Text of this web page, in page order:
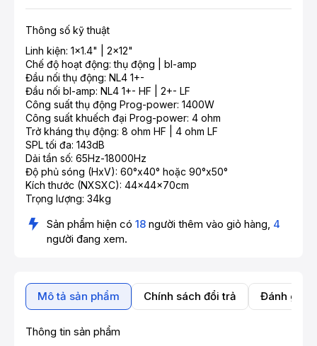
Thông số kỹ thuật
Linh kiện: 1x1.4" | 2x12"
Chế độ hoạt động: thụ động | bl-amp
Đầu nối thụ động: NL4 1+-
Đầu nối bl-amp: NL4 1+- HF | 2+- LF
Công suất thụ động Prog-power: 1400W
Công suất khuếch đại Prog-power: 4 ohm
Trở kháng thụ động: 8 ohm HF | 4 ohm LF
SPL tối đa: 143dB
Dải tần số: 65Hz-18000Hz
Độ phủ sóng (HxV): 60°x40° hoặc 90°x50°
Kích thước (NXSXC): 44x44x70cm
Trọng lượng: 34kg
Sản phẩm hiện có 18 người thêm vào giỏ hàng, 4
người đang xem.
Mô tả sản phẩm Chính sách đổi trả Đánh giá
Thông tin sản phẩm